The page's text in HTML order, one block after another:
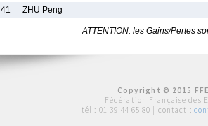
41
ZHU Peng
ATTENTION: les Gains/Pertes
Copyright © 2015
Fédération Française des
tél : 01 39 44 65 80 | contact :